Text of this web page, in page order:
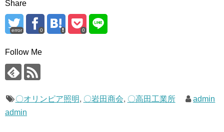
Share
error 0 0
Follow Me
〇オリンピア照明, 〇岩田商会, 〇高田工業所
admin
admin